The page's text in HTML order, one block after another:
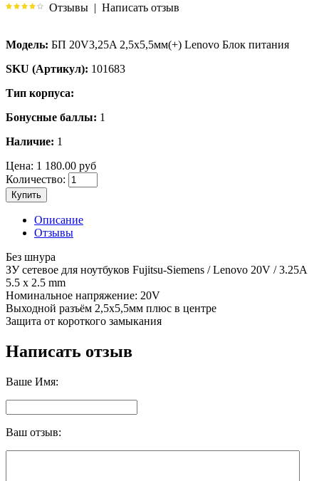
Отзывы | Написать отзыв
Модель: БП 20V3,25A 2,5х5,5мм(+) Lenovo Блок питания
SKU (Артикул): 101683
Тип корпуса:
Бонусные баллы: 1
Наличие: 1
Цена: 1 180.00 руб
Количество:
Купить
Описание
Отзывы
Без шнура
ЗУ сетевое для ноутбуков Fujitsu-Siemens / Lenovo 20V / 3.25A
5.5 x 2.5 mm
Номинальное напряжение: 20V
Выходной разъём 2,5х5,5мм плюс в центре
Защита от короткого замыкания
Написать отзыв
Ваше Имя:
Ваш отзыв: